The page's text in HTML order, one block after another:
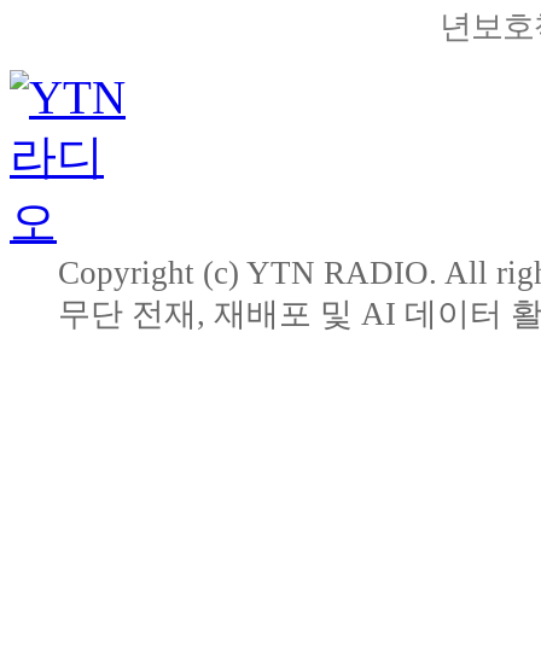
년보
Copyright (c) YTN RADIO. All
무단 전재, 재배포 및 AI 데이터